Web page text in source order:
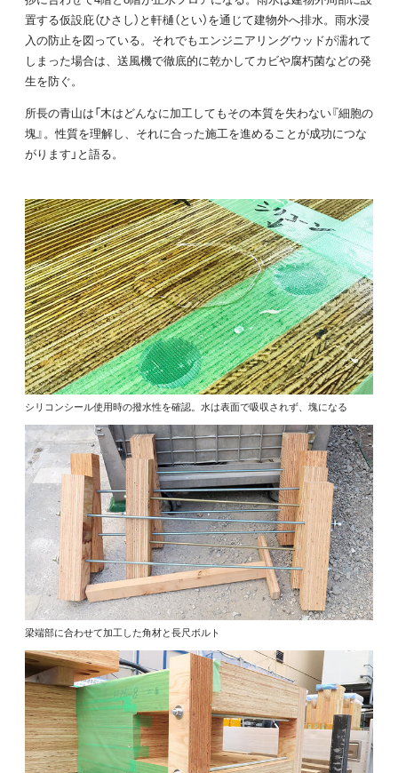
置する仮設庇（ひさし）と軒樋（とい）を通じて建物外へ排水。雨水浸
入の防止を図っている。それでもエンジニアリングウッドが濡れて
しまった場合は、送風機で徹底的に乾かしてカビや腐朽菌などの発
生を防ぐ。
所長の青山は「木はどんなに加工してもその本質を失わない『細胞の
塊』。性質を理解し、それに合った施工を進めることが成功につな
がります」と語る。
シリコンシール使用時の撥水性を確認。水は表面で吸収されず、塊になる
梁端部に合わせて加工した角材と長尺ボルト